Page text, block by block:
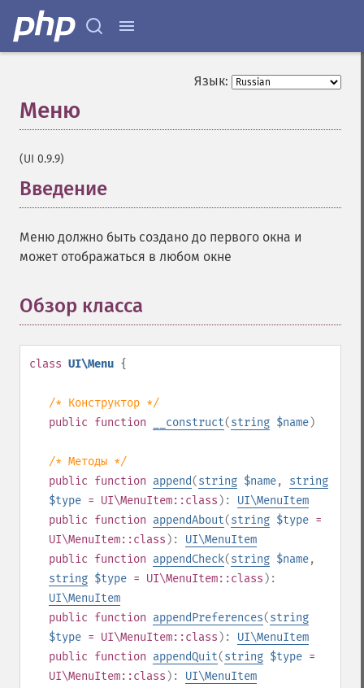
Язык:
Меню
(UI 0.9.9)
Введение
Меню должно быть создано до первого окна и
может отображаться в любом окне
Обзор класса
class UI\Menu {
/* Конструктор */
public function __construct(string $name)
/* Методы */
public function append(string $name, string
$type = UI\MenuItem::class ): UI\MenuItem
public function appendAbout(string $type =
UI\MenuItem::class ): UI\MenuItem
public function appendCheck(string $name,
string $type = UI\MenuItem::class ):
UI\MenuItem
public function appendPreferences(string
$type = UI\MenuItem::class ): UI\MenuItem
public function appendQuit(string $type =
UI\MenuItem::class ): UI\MenuItem